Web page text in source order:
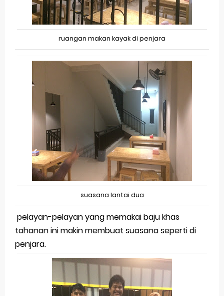
ruangan makan kayak di penjara
suasana lantai dua
pelayan-pelayan yang memakai baju khas
tahanan ini makin membuat suasana seperti di
penjara.